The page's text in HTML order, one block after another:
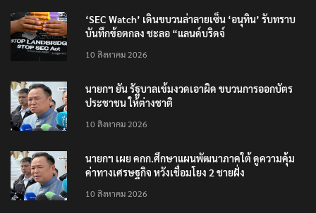
‘SEC Watch’ เดินขบวนล่าลายเซ็น ‘อนุทิน’ รับทราบ
บันทึกข้อตกลง ชะลอ “แลนด์บริดจ์
10 สิงหาคม 2026
นายกฯ ยัน รัฐบาลเข้มงวดเอาผิด ขบวนการออกบัตร
ประชาชน ให้ต่างชาติ
10 สิงหาคม 2026
นายกฯ เผย คกก.ศึกษาแผนพัฒนาภาคใต้ ดูความคุ้ม
ค่าทางเศรษฐกิจ หวังเชื่อมโยง 2 ชายฝั่ง
10 สิงหาคม 2026